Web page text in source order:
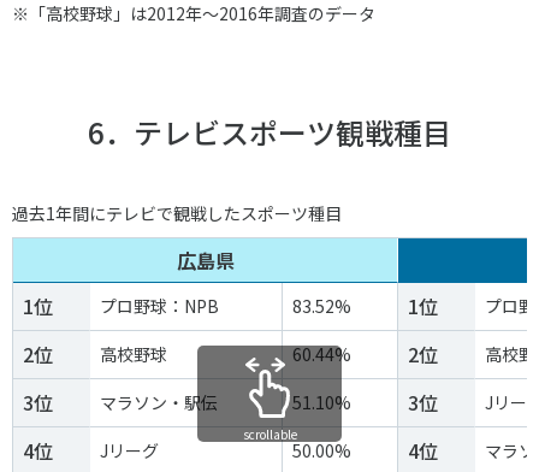
※「高校野球」は2012年～2016年調査のデータ
6．テレビスポーツ観戦種目
過去1年間にテレビで観戦したスポーツ種目
広島県
1位
プロ野球：NPB 83.52% 1位 プロ
2位 高校野球 60.44% 2位 高校
3位 マラソン・駅伝 51.10% 3位 Jリー
4位 Jリーグ 50.00% 4位 マラ
scrollable